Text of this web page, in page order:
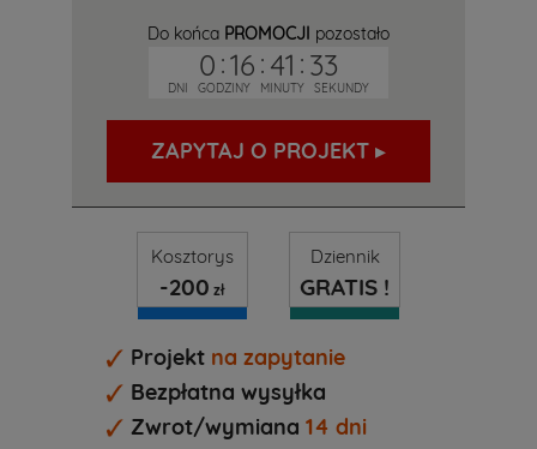
Do końca PROMOCJI pozostało
0 :16 : 41 : 32
DNI GODZINY MINUTY SEKUNDY
Kosztorys
-200 zł
Dziennik
GRATIS !
Projekt na zapytanie
Bezpłatna wysyłka
Zwrot/wymiana 14 dni